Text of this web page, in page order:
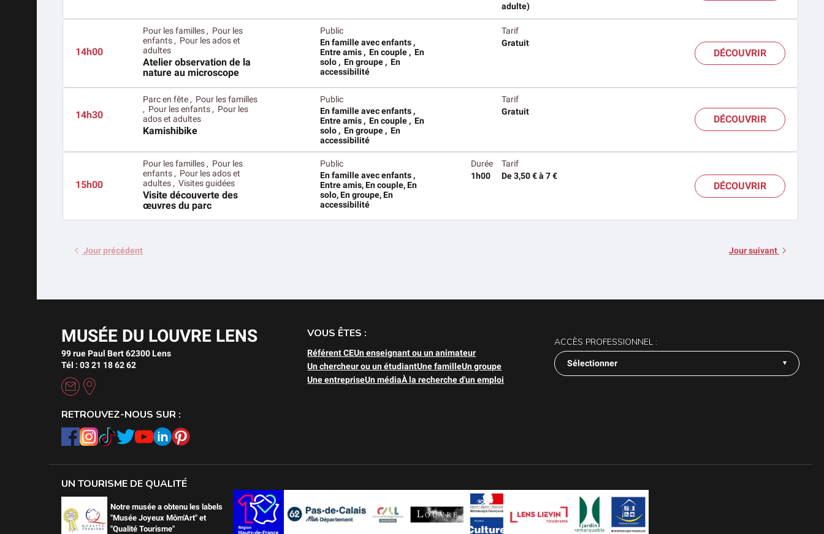
adulte)
14h00
Pour les familles , Pour les
enfants , Pour les ados et
adultes
Atelier observation de la
nature au microscope
Public
En famille avec enfants ,
Entre amis , En couple , En
solo , En groupe , En
accessibilité
Tarif
Gratuit
DÉCOUVRIR
14h30
Parc en fête , Pour les familles
, Pour les enfants , Pour les
ados et adultes
Kamishibike
Public
En famille avec enfants ,
Entre amis , En couple , En
solo , En groupe , En
accessibilité
Tarif
Gratuit
DÉCOUVRIR
15h00
Pour les familles , Pour les
enfants , Pour les ados et
adultes , Visites guidées
Visite découverte des
œuvres du parc
Public
En famille avec enfants ,
Entre amis, En couple, En
solo, En groupe, En
accessibilité
Durée
1h00
Tarif
De 3,50 € à 7 €
DÉCOUVRIR
Jour précédent Jour suivant
MUSÉE DU LOUVRE LENS
99 rue Paul Bert 62300 Lens
Tél : 03 21 18 62 62
RETROUVEZ-NOUS SUR :
VOUS ÊTES :
Référent CEUn enseignant ou un animateur
Un chercheur ou un étudiantUne familleUn groupe
Une entrepriseUn médiaÀ la recherche d'un emploi
ACCÈS PROFESSIONNEL :
Sélectionner
UN TOURISME DE QUALITÉ
Notre musée a obtenu les labels
"Musée Joyeux Môm'Art" et
"Qualité Tourisme"